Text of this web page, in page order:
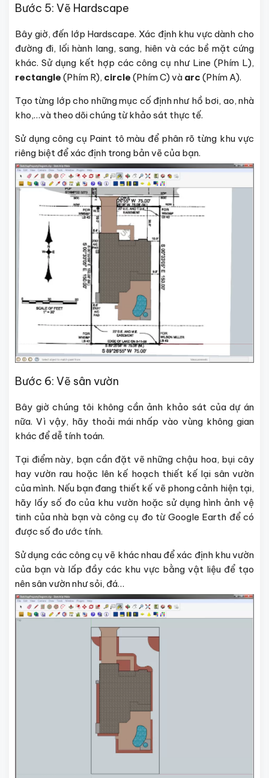
Bước 5: Vẽ Hardscape
Bây giờ, đến lớp Hardscape. Xác định khu vực dành cho
đường đi, lối hành lang, sang, hiên và các bề mặt cứng
khác. Sử dụng kết hợp các công cụ như Line (Phím L),
rectangle (Phím R), circle (Phím C) và arc (Phím A).
Tạo từng lớp cho những mục cố định như hồ bơi, ao, nhà
kho,…và theo dõi chúng từ khảo sát thực tế.
Sử dụng công cụ Paint tô màu để phân rõ từng khu vực
riêng biệt để xác định trong bản vẽ của bạn.
Bước 6: Vẽ sân vườn
Bây giờ chúng tôi không cần ảnh khảo sát của dự án
nữa. Vì vậy, hãy thoải mái nhấp vào vùng không gian
khác để dễ tính toán.
Tại điểm này, bạn cần đặt vẽ những chậu hoa, bụi cây
hay vườn rau hoặc lên kế hoạch thiết kế lại sân vườn
của mình. Nếu bạn đang thiết kế vẽ phong cảnh hiện tại,
hãy lấy số đo của khu vườn hoặc sử dụng hình ảnh vệ
tinh của nhà bạn và công cụ đo từ Google Earth để có
được số đo ước tính.
Sử dụng các công cụ vẽ khác nhau để xác định khu vườn
của bạn và lấp đầy các khu vực bằng vật liệu để tạo
nên sân vườn như sỏi, đá…